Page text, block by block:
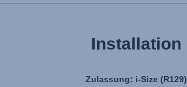
Installation
Zulassung: i-Size (R129)